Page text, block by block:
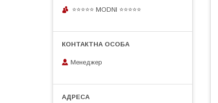
⭐⭐⭐⭐⭐ MODNI ⭐⭐⭐⭐⭐
Менеджер